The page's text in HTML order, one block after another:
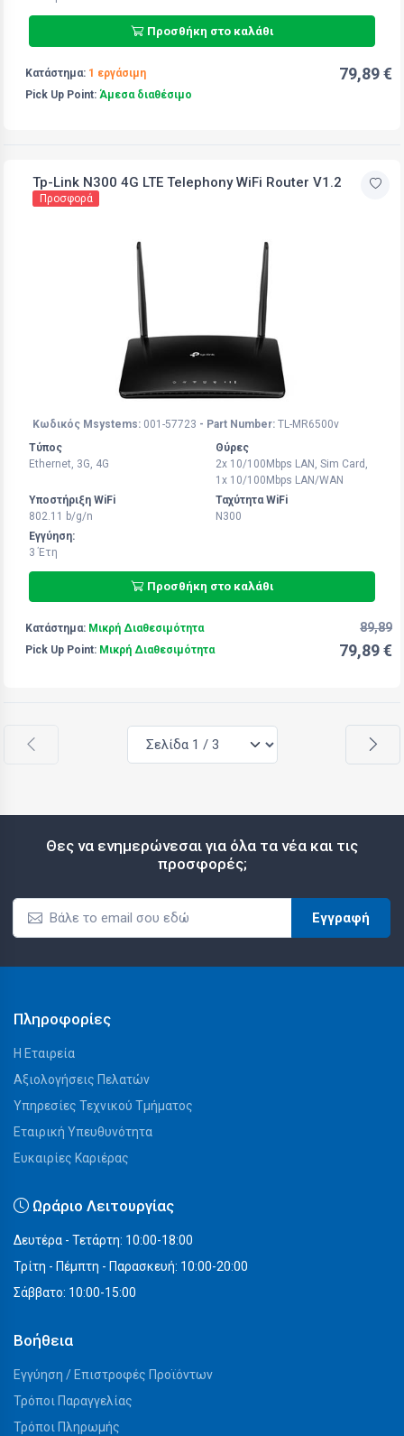
Προσθήκη στο καλάθι
Κατάστημα: 1 εργάσιμη
Pick Up Point: Άμεσα διαθέσιμο
79,89 €
Tp-Link N300 4G LTE Telephony WiFi Router V1.2
Προσφορά
Κωδικός Msystems: 001-57723 - Part Number: TL-MR6500v
Τύπος
Ethernet, 3G, 4G
Θύρες
2x 10/100Mbps LAN, Sim Card,
1x 10/100Mbps LAN/WAN
Υποστήριξη WiFi
802.11 b/g/n
Ταχύτητα WiFi
N300
Εγγύηση:
3 Έτη
Προσθήκη στο καλάθι
Κατάστημα: Μικρή Διαθεσιμότητα
Pick Up Point: Μικρή Διαθεσιμότητα
89,89
79,89 €
Θες να ενημερώνεσαι για όλα τα νέα και τις
προσφορές;
Εγγραφή
Πληροφορίες
Η Εταιρεία
Αξιολογήσεις Πελατών
Υπηρεσίες Τεχνικού Τμήματος
Εταιρική Υπευθυνότητα
Ευκαιρίες Καριέρας
Ωράριο Λειτουργίας
Δευτέρα - Τετάρτη: 10:00-18:00
Τρίτη - Πέμπτη - Παρασκευή: 10:00-20:00
Σάββατο: 10:00-15:00
Βοήθεια
Εγγύηση / Επιστροφές Προϊόντων
Τρόποι Παραγγελίας
Τρόποι Πληρωμής